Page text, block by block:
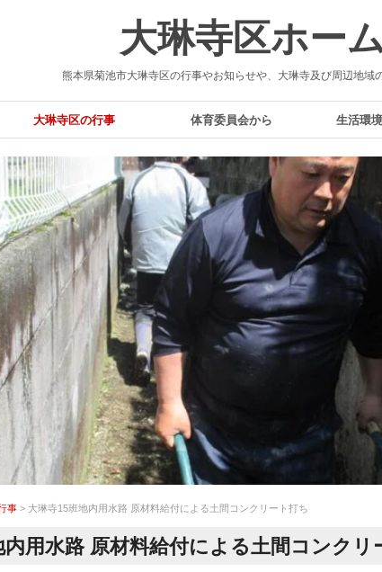
大琳寺区ホー
熊本県菊池市大琳寺区の行事やお知らせや、大琳寺及び周辺地域
大琳寺区の行事 体育委員会から 生活環
事 > 大琳寺15班地内用水路 原材料給付による土間コンクリート打ち
内用水路 原材料給付による土間コンクリ